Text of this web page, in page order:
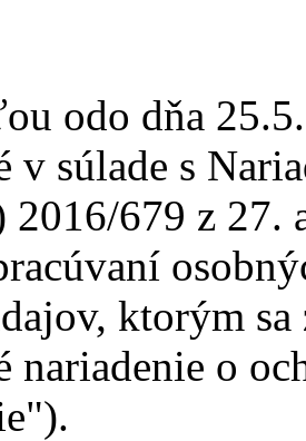
odo dňa
v súlade s
2016/679 z 27.
ktorým
nariadenie o